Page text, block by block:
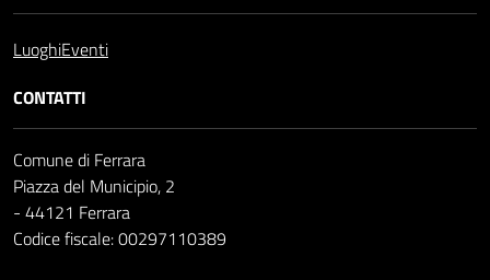
LuoghiEventi
CONTATTI
Comune di Ferrara
Piazza del Municipio, 2
- 44121 Ferrara
Codice fiscale: 00297110389